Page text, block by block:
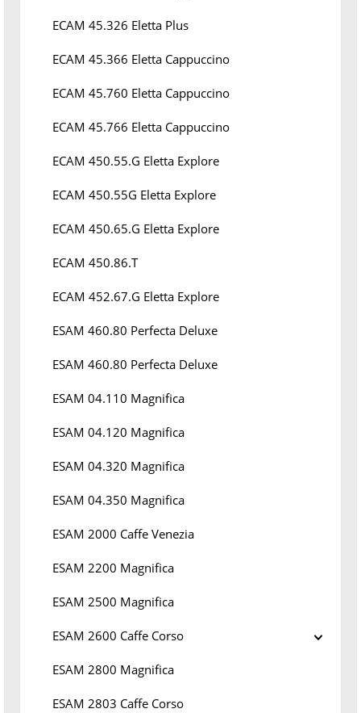
ECAM 45.326 Eletta Plus
ECAM 45.366 Eletta Cappuccino
ECAM 45.760 Eletta Cappuccino
ECAM 45.766 Eletta Cappuccino
ECAM 450.55.G Eletta Explore
ECAM 450.55G Eletta Explore
ECAM 450.65.G Eletta Explore
ECAM 450.86.T
ECAM 452.67.G Eletta Explore
ESAM 460.80 Perfecta Deluxe
ESAM 460.80 Perfecta Deluxe
ESAM 04.110 Magnifica
ESAM 04.120 Magnifica
ESAM 04.320 Magnifica
ESAM 04.350 Magnifica
ESAM 2000 Caffe Venezia
ESAM 2200 Magnifica
ESAM 2500 Magnifica
ESAM 2600 Caffe Corso
ESAM 2800 Magnifica
ESAM 2803 Caffe Corso